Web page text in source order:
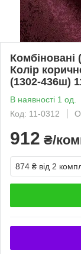
Колір
(1302-436ш)
В наявності 1 од.
Код: 11-0312
912 ₴/
874 ₴ від 2